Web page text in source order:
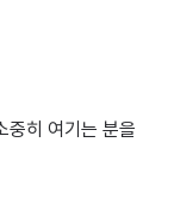
중히 여기는 분을